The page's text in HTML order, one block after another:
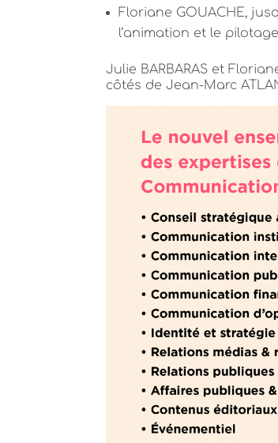
Floriane GOUACHE,
l’animation et le
Julie BARBARAS et
côtés de Jean-Marc